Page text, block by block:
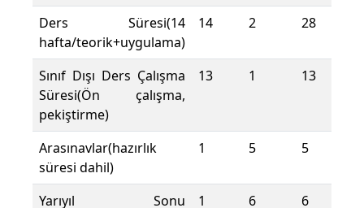
Ders Süresi(14
hafta/teorik+uygulama)
14 2 28
Sınıf Dışı Ders Çalışma
Süresi(Ön çalışma,
pekiştirme)
13 1 13
Arasınavlar(hazırlık
süresi dahil)
1 5 5
Yarıyıl Sonu 1 6 6